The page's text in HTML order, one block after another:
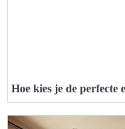
Hoe kies je de perfecte